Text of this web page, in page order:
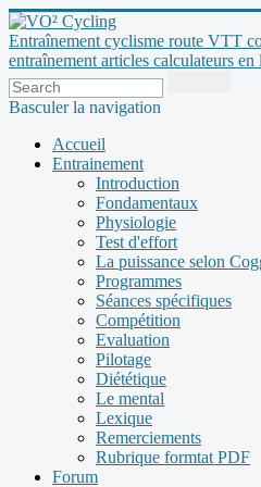
Entraînement cyclisme route VTT
entraînement articles calculateurs en
Basculer la navigation
Accueil
Entrainement
Introduction
Fondamentaux
Physiologie
Test d'effort
La puissance selon
Programmes
Séances spécifiques
Compétition
Evaluation
Pilotage
Diététique
Le mental
Lexique
Remerciements
Rubrique formtat PDF
Forum